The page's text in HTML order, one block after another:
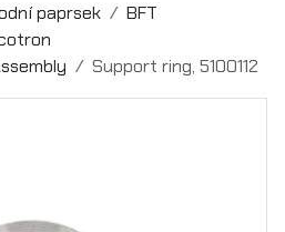
paprsek
BFT
Support ring, 5100112